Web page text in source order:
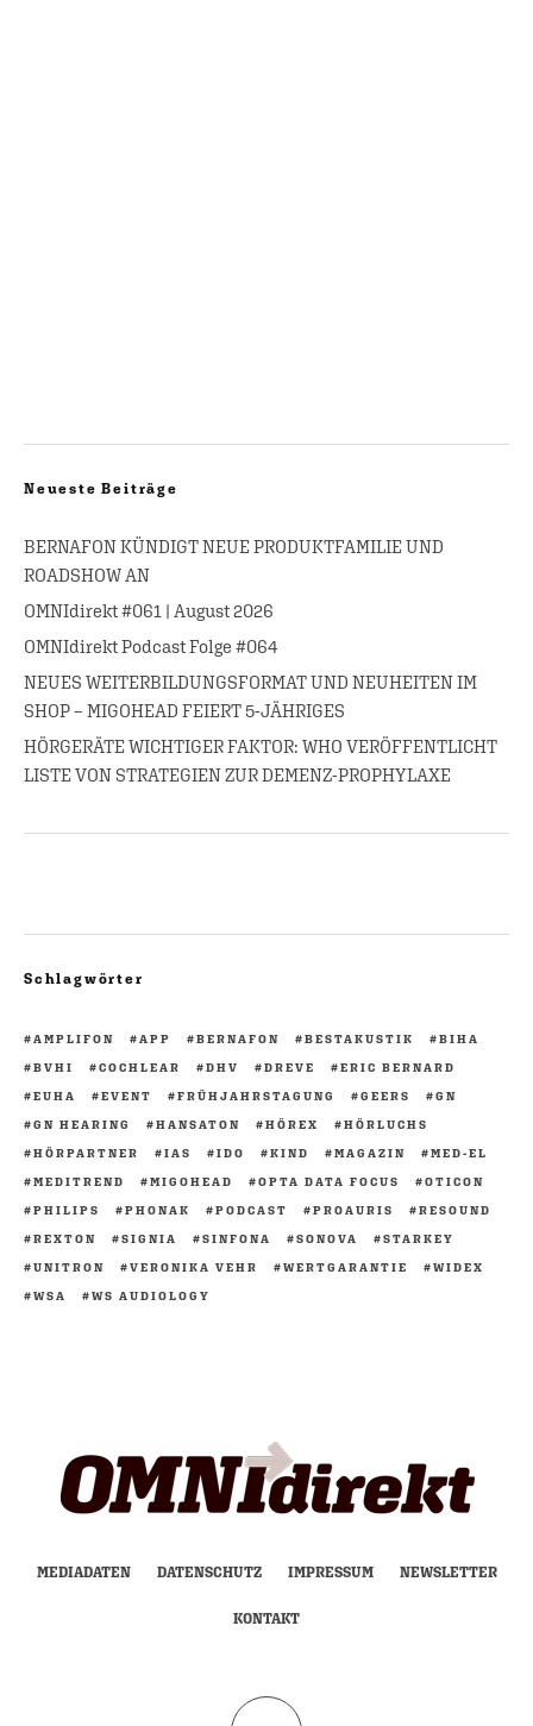
Neueste Beiträge
BERNAFON KÜNDIGT NEUE PRODUKTFAMILIE UND
ROADSHOW AN
OMNIdirekt #061 | August 2026
OMNIdirekt Podcast Folge #064
NEUES WEITERBILDUNGSFORMAT UND NEUHEITEN IM
SHOP – MIGOHEAD FEIERT 5-JÄHRIGES
HÖRGERÄTE WICHTIGER FAKTOR: WHO VERÖFFENTLICHT
LISTE VON STRATEGIEN ZUR DEMENZ-PROPHYLAXE
Schlagwörter
AMPLIFON APP BERNAFON BESTAKUSTIK
BIHA
BVHI
COCHLEAR DHV DREVE
ERIC BERNARD
EUHA
EVENT FRÜHJAHRSTAGUNG GEERS
GN
GN HEARING
HANSATON HÖREX
HÖRLUCHS
HÖRPARTNER
IAS IDO KIND MAGAZIN
MED-EL
MEDITREND
MIGOHEAD OPTA DATA FOCUS
OTICON
PHILIPS
PHONAK PODCAST PROAURIS
RESOUND
REXTON
SIGNIA SINFONA SONOVA
STARKEY
UNITRON
VERONIKA VEHR WERTGARANTIE
WIDEX
WSA
WS AUDIOLOGY
MEDIADATEN DATENSCHUTZ IMPRESSUM NEWSLETTER
KONTAKT